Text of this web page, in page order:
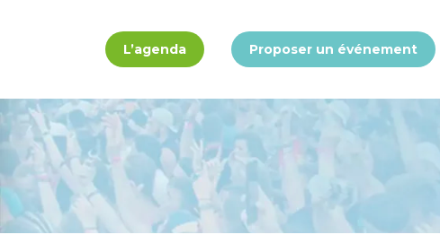
L’agenda Proposer un événement